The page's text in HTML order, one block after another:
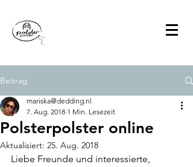
Beitrag
Polsterpolster online
mariska@dedding.nl
7. Aug. 2018 1 Min. Lesezeit
Aktualisiert: 25. Aug. 2018
Liebe Freunde und interessierte,